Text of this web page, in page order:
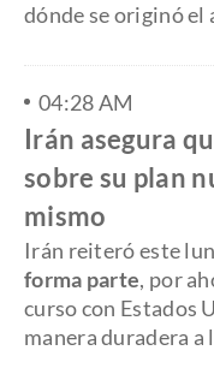
dónde se originó el
04:28 AM
Irán asegura
sobre su plan
mismo
Irán reiteró este
forma parte, por
curso con Estados
manera duradera